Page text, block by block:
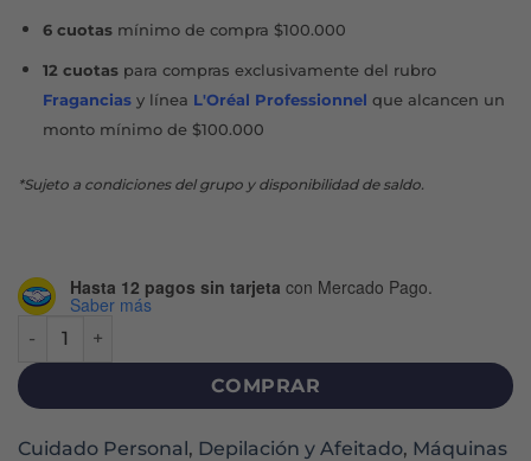
6 cuotasmínimo de compra $100.000
12 cuotaspara compras exclusivamente del rubro
Fraganciasy línea L'Oréal Professionnel que alcancen un
monto mínimo de $100.000
*Sujeto a condiciones del grupo y disponibilidad de saldo.
Hasta 12 pagos sin tarjeta con Mercado Pago.
Saber más
GILLETTE CUERPO MÁQUINA DESECHABLE X 2 U cantidad
COMPRAR
Cuidado Personal, Depilación y Afeitado, Máquinas